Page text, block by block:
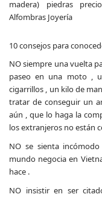
madera) piedras
Alfombras Joyería
10 consejos para
NO siempre una vuelta
paseo en una moto ,
cigarrillos , un kilo de
tratar de conseguir un
aún , que lo haga la
los extranjeros no están
NO se sienta
mundo negocia en
hace .
NO insistir en ser